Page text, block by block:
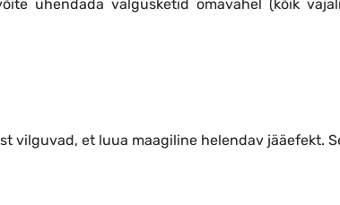
ühendada valgusketid omavahel (kõik
vilguvad, et luua maagiline helendav jääefekt.